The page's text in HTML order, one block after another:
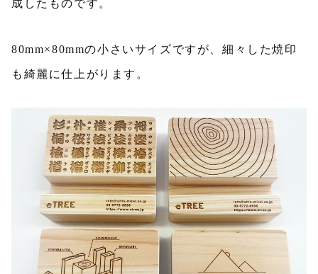
成したものです。
80mm×80mmの小さいサイズですが、細々した焼印
も綺麗に仕上がります。